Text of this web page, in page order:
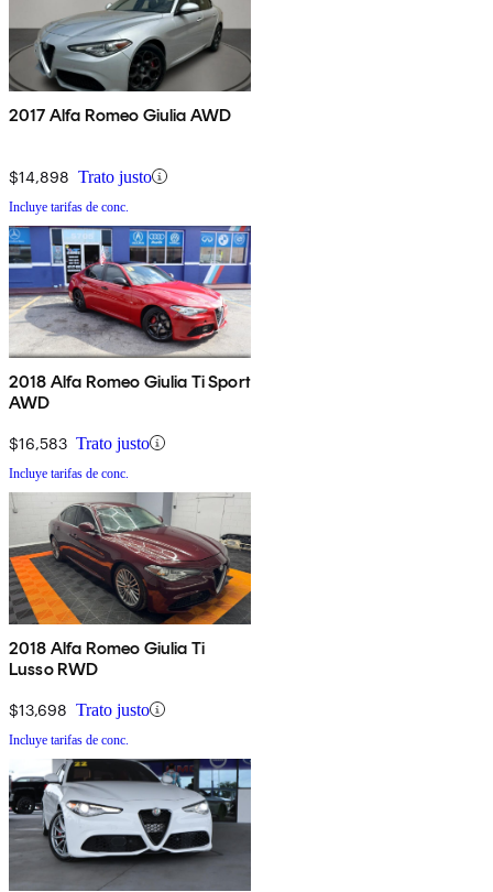
2017 Alfa Romeo Giulia AWD
$14,898 Trato justo
Incluye tarifas de conc.
2018 Alfa Romeo Giulia Ti Sport
AWD
$16,583 Trato justo
Incluye tarifas de conc.
2018 Alfa Romeo Giulia Ti
Lusso RWD
$13,698 Trato justo
Incluye tarifas de conc.